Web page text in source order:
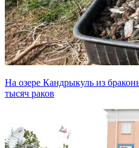
На озере Кандрыкуль из
тысяч раков